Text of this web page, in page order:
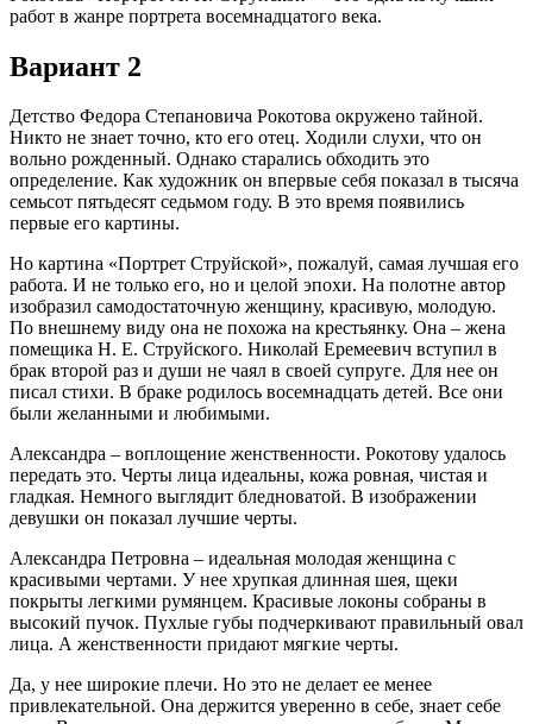
работ в жанре портрета восемнадцатого века.
Вариант 2
Детство Федора Степановича Рокотова окружено тайной.
Никто не знает точно, кто его отец. Ходили слухи, что он
вольно рожденный. Однако старались обходить это
определение. Как художник он впервые себя показал в тысяча
семьсот пятьдесят седьмом году. В это время появились
первые его картины.
Но картина «Портрет Струйской», пожалуй, самая лучшая его
работа. И не только его, но и целой эпохи. На полотне автор
изобразил самодостаточную женщину, красивую, молодую.
По внешнему виду она не похожа на крестьянку. Она – жена
помещика Н. Е. Струйского. Николай Еремеевич вступил в
брак второй раз и души не чаял в своей супруге. Для нее он
писал стихи. В браке родилось восемнадцать детей. Все они
были желанными и любимыми.
Александра – воплощение женственности. Рокотову удалось
передать это. Черты лица идеальны, кожа ровная, чистая и
гладкая. Немного выглядит бледноватой. В изображении
девушки он показал лучшие черты.
Александра Петровна – идеальная молодая женщина с
красивыми чертами. У нее хрупкая длинная шея, щеки
покрыты легкими румянцем. Красивые локоны собраны в
высокий пучок. Пухлые губы подчеркивают правильный овал
лица. А женственности придают мягкие черты.
Да, у нее широкие плечи. Но это не делает ее менее
привлекательной. Она держится уверенно в себе, знает себе